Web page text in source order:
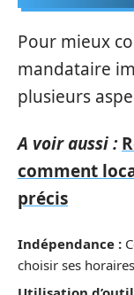
Pour mieux
mandataire
plusieurs
A voir aussi :
comment
précis
Indépendance :
choisir ses